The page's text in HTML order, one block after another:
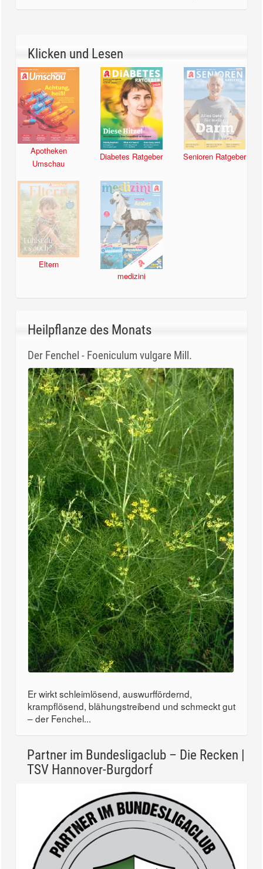
Klicken und Lesen
Apotheken
Umschau
Diabetes Ratgeber Senioren Ratgeber
Eltern
medizini
Heilpflanze des Monats
Der Fenchel - Foeniculum vulgare Mill.
Er wirkt schleimlösend, auswurffördernd,
krampflösend, blähungstreibend und schmeckt gut
– der Fenchel...
Partner im Bundesligaclub – Die Recken |
TSV Hannover-Burgdorf